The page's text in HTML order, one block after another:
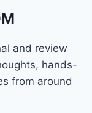
and review
hands-
from around